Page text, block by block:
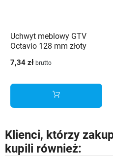
Uchwyt meblowy GTV
Octavio 128 mm złoty
7,34 zł brutto
Klienci, którzy
kupili również: